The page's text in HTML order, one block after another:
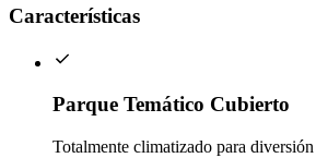
Características
Parque Temático Cubierto
Totalmente climatizado para